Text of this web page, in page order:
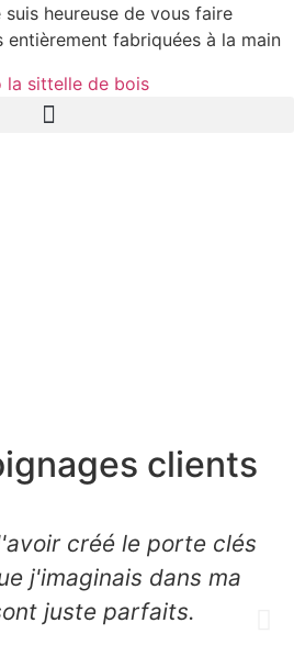
suis heureuse de vous faire
fabriquées à la main
clients
créé le porte clés
j'imaginais dans ma
juste parfaits.